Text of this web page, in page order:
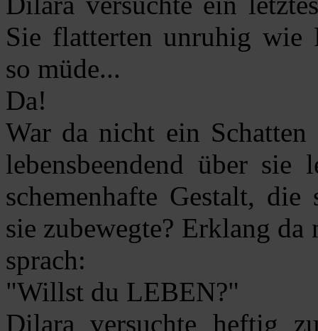
Sie flatterten unruhig wie
so müde...
Da!
War da nicht ein
lebensbeendend über
schemenhafte Gestalt,
sie zubewegte? Erklang
sprach:
"Willst du LEBEN?"
Dilara versuchte heftig